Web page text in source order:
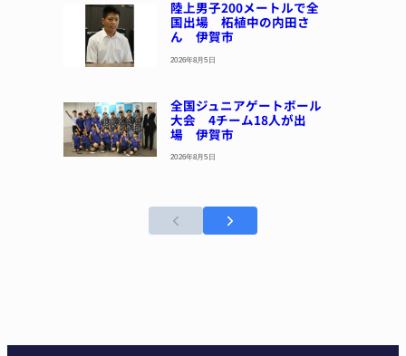
陸上男子200メートルで全
国出場 柘植中の内田さ
ん 伊賀市
2026年8月5日
全国ジュニアゲートボール
大会 4チーム18人が出
場 伊賀市
2026年8月5日